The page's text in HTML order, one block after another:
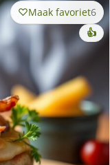
Maak favoriet6
👍